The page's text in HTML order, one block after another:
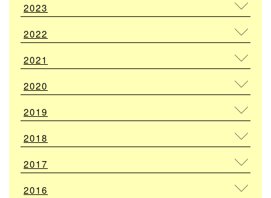
2023
2022
2021
2020
2019
2018
2017
2016